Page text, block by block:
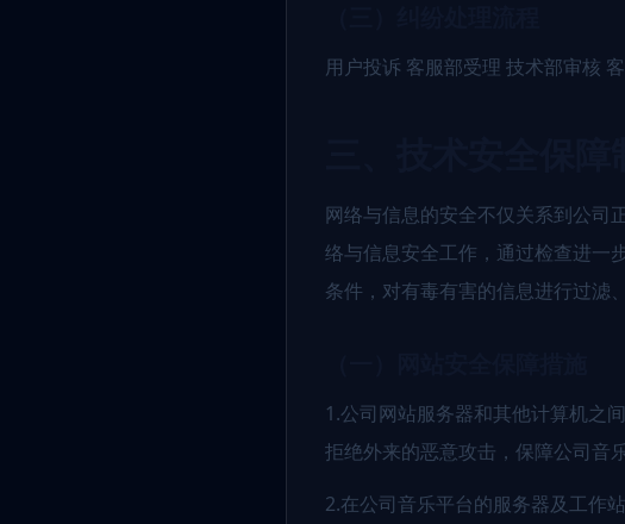
用户投诉 客服部受理 技术部审核
网络与信息的安全不仅关系到公司
络与信息安全工作，通过检查进一
条件，对有毒有害的信息进行过滤
1.公司网站服务器和其他计算机之
拒绝外来的恶意攻击，保障公司音
2.在公司音乐平台的服务器及工作